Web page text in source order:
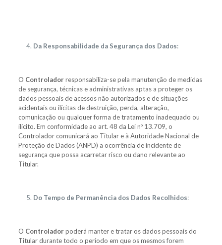
Da Responsabilidade da Segurança dos Dados:
O Controladorresponsabiliza-se pela manutenção de medidas
de segurança, técnicas e administrativas aptas a proteger os
dados pessoais de acessos não autorizados e de situações
acidentais ou ilícitas de destruição, perda, alteração,
comunicação ou qualquer forma de tratamento inadequado ou
ilícito. Em conformidade ao art. 48 da Lei nº 13.709, o
Controlador comunicará ao Titular e à Autoridade Nacional de
Proteção de Dados (ANPD) a ocorrência de incidente de
segurança que possa acarretar risco ou dano relevante ao
Titular.
Do Tempo de Permanência dos Dados Recolhidos:
O Controladorpoderá manter e tratar os dados pessoais do
Titular durante todo o período em que os mesmos forem